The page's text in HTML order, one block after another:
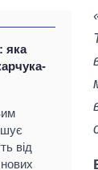
яка
від